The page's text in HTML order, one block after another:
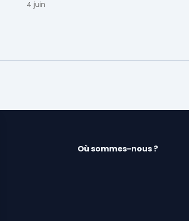
conduite du changement.
4 juin
Où sommes-nous ?